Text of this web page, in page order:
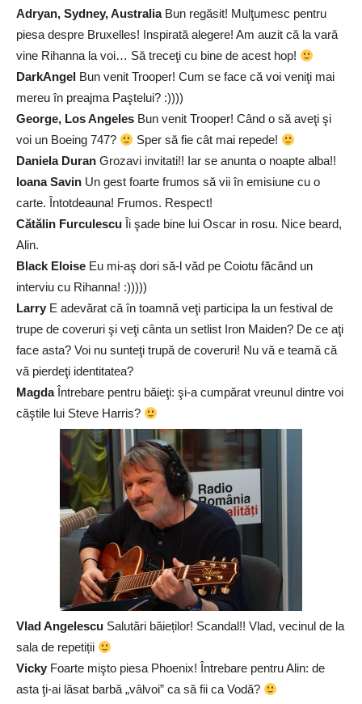
Adryan, Sydney, Australia Bun regăsit! Mulţumesc pentru
piesa despre Bruxelles! Inspirată alegere! Am auzit că la vară
vine Rihanna la voi… Să treceţi cu bine de acest hop!
DarkAngel Bun venit Trooper! Cum se face că voi veniţi mai
mereu în preajma Paştelui? :))))
George, Los Angeles Bun venit Trooper! Când o să aveţi şi
voi un Boeing 747?
Sper să fie cât mai repede!
Daniela Duran Grozavi invitati!! Iar se anunta o noapte alba!!
Ioana Savin Un gest foarte frumos să vii în emisiune cu o
carte. Întotdeauna! Frumos. Respect!
Cătălin Furculescu Îi şade bine lui Oscar in rosu. Nice beard,
Alin.
Black Eloise Eu mi-aş dori să-l văd pe Coiotu făcând un
interviu cu Rihanna! :)))))
Larry E adevărat că în toamnă veţi participa la un festival de
trupe de coveruri şi veţi cânta un setlist Iron Maiden? De ce aţi
face asta? Voi nu sunteţi trupă de coveruri! Nu vă e teamă că
vă pierdeţi identitatea?
Magda Întrebare pentru băieţi: şi-a cumpărat vreunul dintre voi
căştile lui Steve Harris?
Vlad Angelescu Salutări băieților! Scandal!! Vlad, vecinul de la
sala de repetiții
Vicky Foarte mişto piesa Phoenix! Întrebare pentru Alin: de
asta ţi-ai lăsat barbă „vâlvoi” ca să fii ca Vodă?